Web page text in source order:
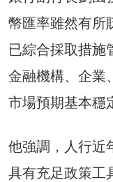
幣匯率雖然有所
已綜合採取措施
金融機構、企業
市場預期基本穩
他強調，人行近
具有充足政策工